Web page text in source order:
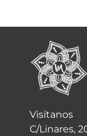
Visítanos
C/Linares,